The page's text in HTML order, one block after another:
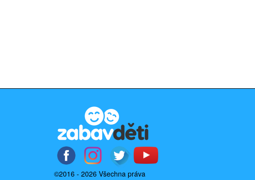
©2016 - 2026 Všechna práva